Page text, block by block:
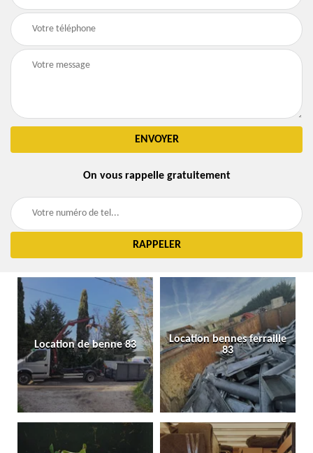
On vous rappelle gratuitement
Location de benne 83
Location bennes ferraille
83